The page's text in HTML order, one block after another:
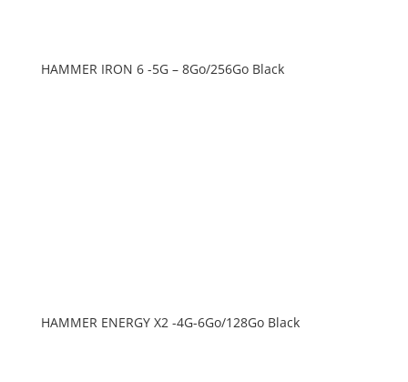
HAMMER IRON 6 -5G – 8Go/256Go Black
HAMMER ENERGY X2 -4G-6Go/128Go Black